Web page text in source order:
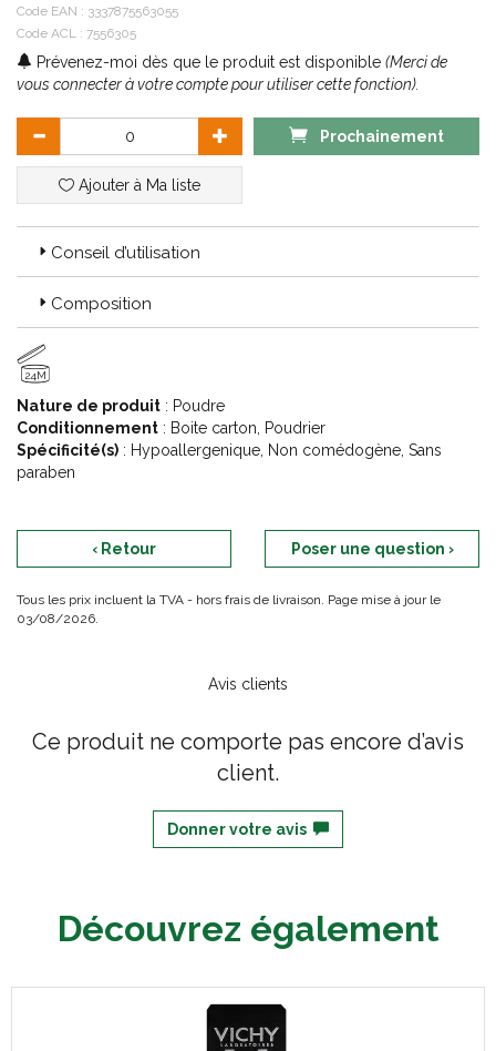
Sa haute couvrance et son fini mat dure pendant 12 heures.
Code EAN : 3337875563055
Code ACL : 7556305
Prévenez-moi dès que le produit est disponible (Merci de
vous connecter à votre compte pour utiliser cette fonction).
Prochainement
Ajouter à Ma liste
Conseil d’utilisation
Composition
24M
Nature de produit : Poudre
Conditionnement : Boite carton, Poudrier
Spécificité(s) : Hypoallergenique, Non comédogène, Sans
paraben
‹ Retour Poser une question ›
Tous les prix incluent la TVA - hors frais de livraison. Page mise à jour le
03/08/2026.
Avis clients
Ce produit ne comporte pas encore d’avis
client.
Donner votre avis
Découvrez également